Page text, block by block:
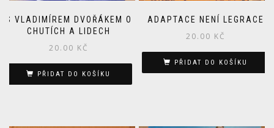
S VLADIMÍREM DVOŘÁKEM O
CHUTÍCH A LIDECH
20.00 KČ
PŘIDAT DO KOŠÍKU
ADAPTACE NENÍ LEGRACE
20.00 KČ
PŘIDAT DO KOŠÍKU